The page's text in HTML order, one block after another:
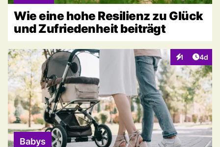
Wie eine hohe Resilienz zu Glück
und Zufriedenheit beiträgt
1
Interaktionen
4d
Babys